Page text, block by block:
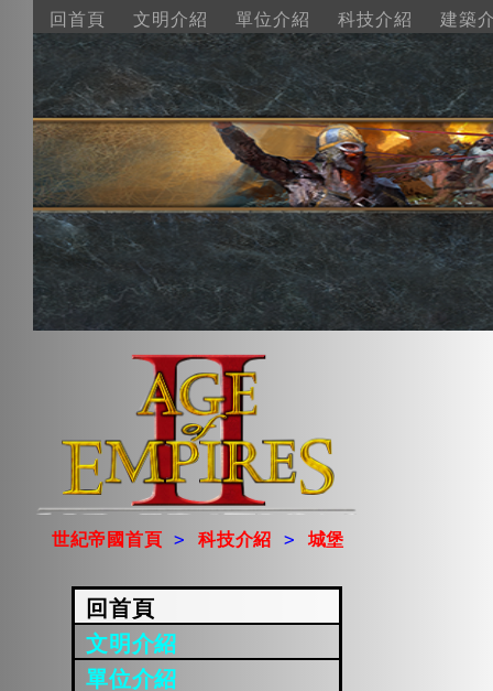
回首頁 文明介紹 單位介紹 科技介紹 建築
世紀帝國首頁 > 科技介紹 > 城堡
回首頁
文明介紹
單位介紹